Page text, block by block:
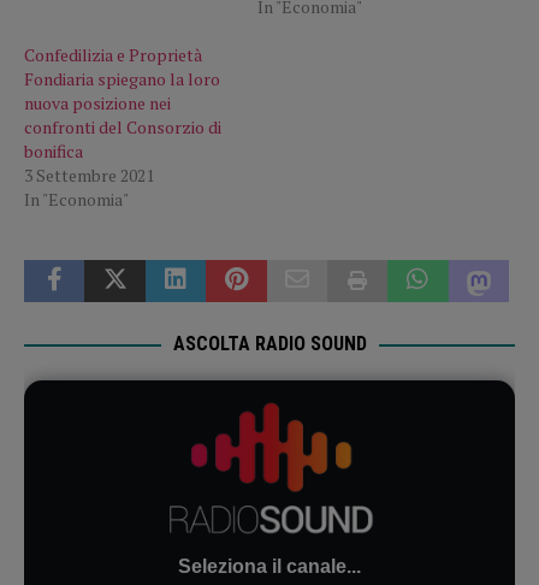
In "Economia"
Confedilizia e Proprietà
Fondiaria spiegano la loro
nuova posizione nei
confronti del Consorzio di
bonifica
3 Settembre 2021
In "Economia"
ASCOLTA RADIO SOUND
Seleziona il canale...